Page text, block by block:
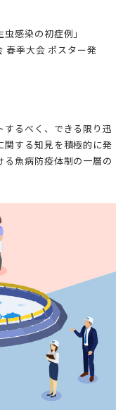
感染の初症例」
季大会 ポスター発
るべく、できる限り迅
する知見を積極的に発
魚病防疫体制の一層の